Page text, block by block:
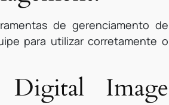
de gerenciamento de
para utilizar corretamente o
Digital Image